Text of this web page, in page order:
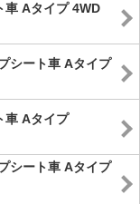
車 Aタイプ 4WD
シート車 Aタイプ
車 Aタイプ
シート車 Aタイプ